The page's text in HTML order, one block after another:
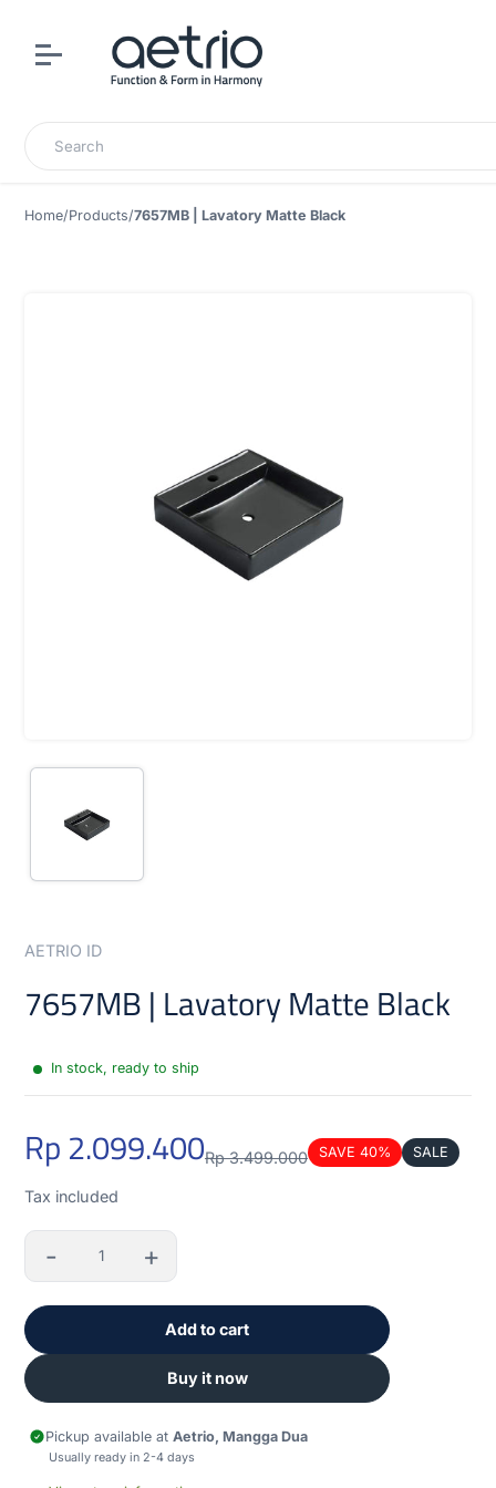
Search
Home/Products/7657MB | Lavatory Matte Black
AETRIO ID
7657MB | Lavatory Matte Black
In stock, ready to ship
price
Rp 2.099.400
price
Rp 3.499.000
SAVE 40% SALE
Tax included
Quantity
- +
Add to cart
Buy it now
Pickup available at Aetrio, Mangga Dua
Usually ready in 2-4 days